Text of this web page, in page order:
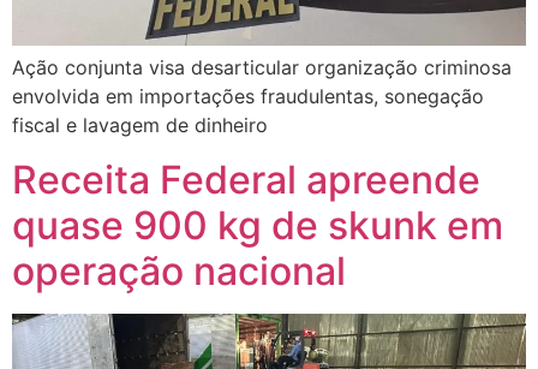
Ação conjunta visa desarticular organização criminosa
envolvida em importações fraudulentas, sonegação
fiscal e lavagem de dinheiro
Receita Federal apreende
quase 900 kg de skunk em
operação nacional